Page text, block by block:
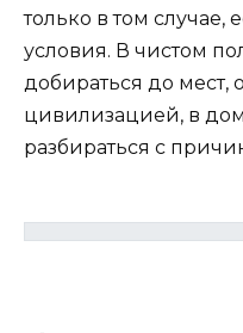
только в том
условия. В чистом
добираться до мест,
цивилизацией, в
разбираться с